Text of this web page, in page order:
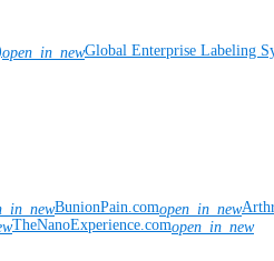
open_in_newGlobal Enterprise Labeling
BunionPain.comopen_in_new
TheNanoExperience.comopen_in_new